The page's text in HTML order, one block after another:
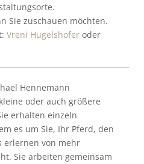
Sie zuschauen möchten.
Vreni Hugelshofer oder
Hennemann
oder auch größere
erhalten einzeln
es um Sie, Ihr Pferd, den
erlernen von mehr
Sie arbeiten gemeinsam